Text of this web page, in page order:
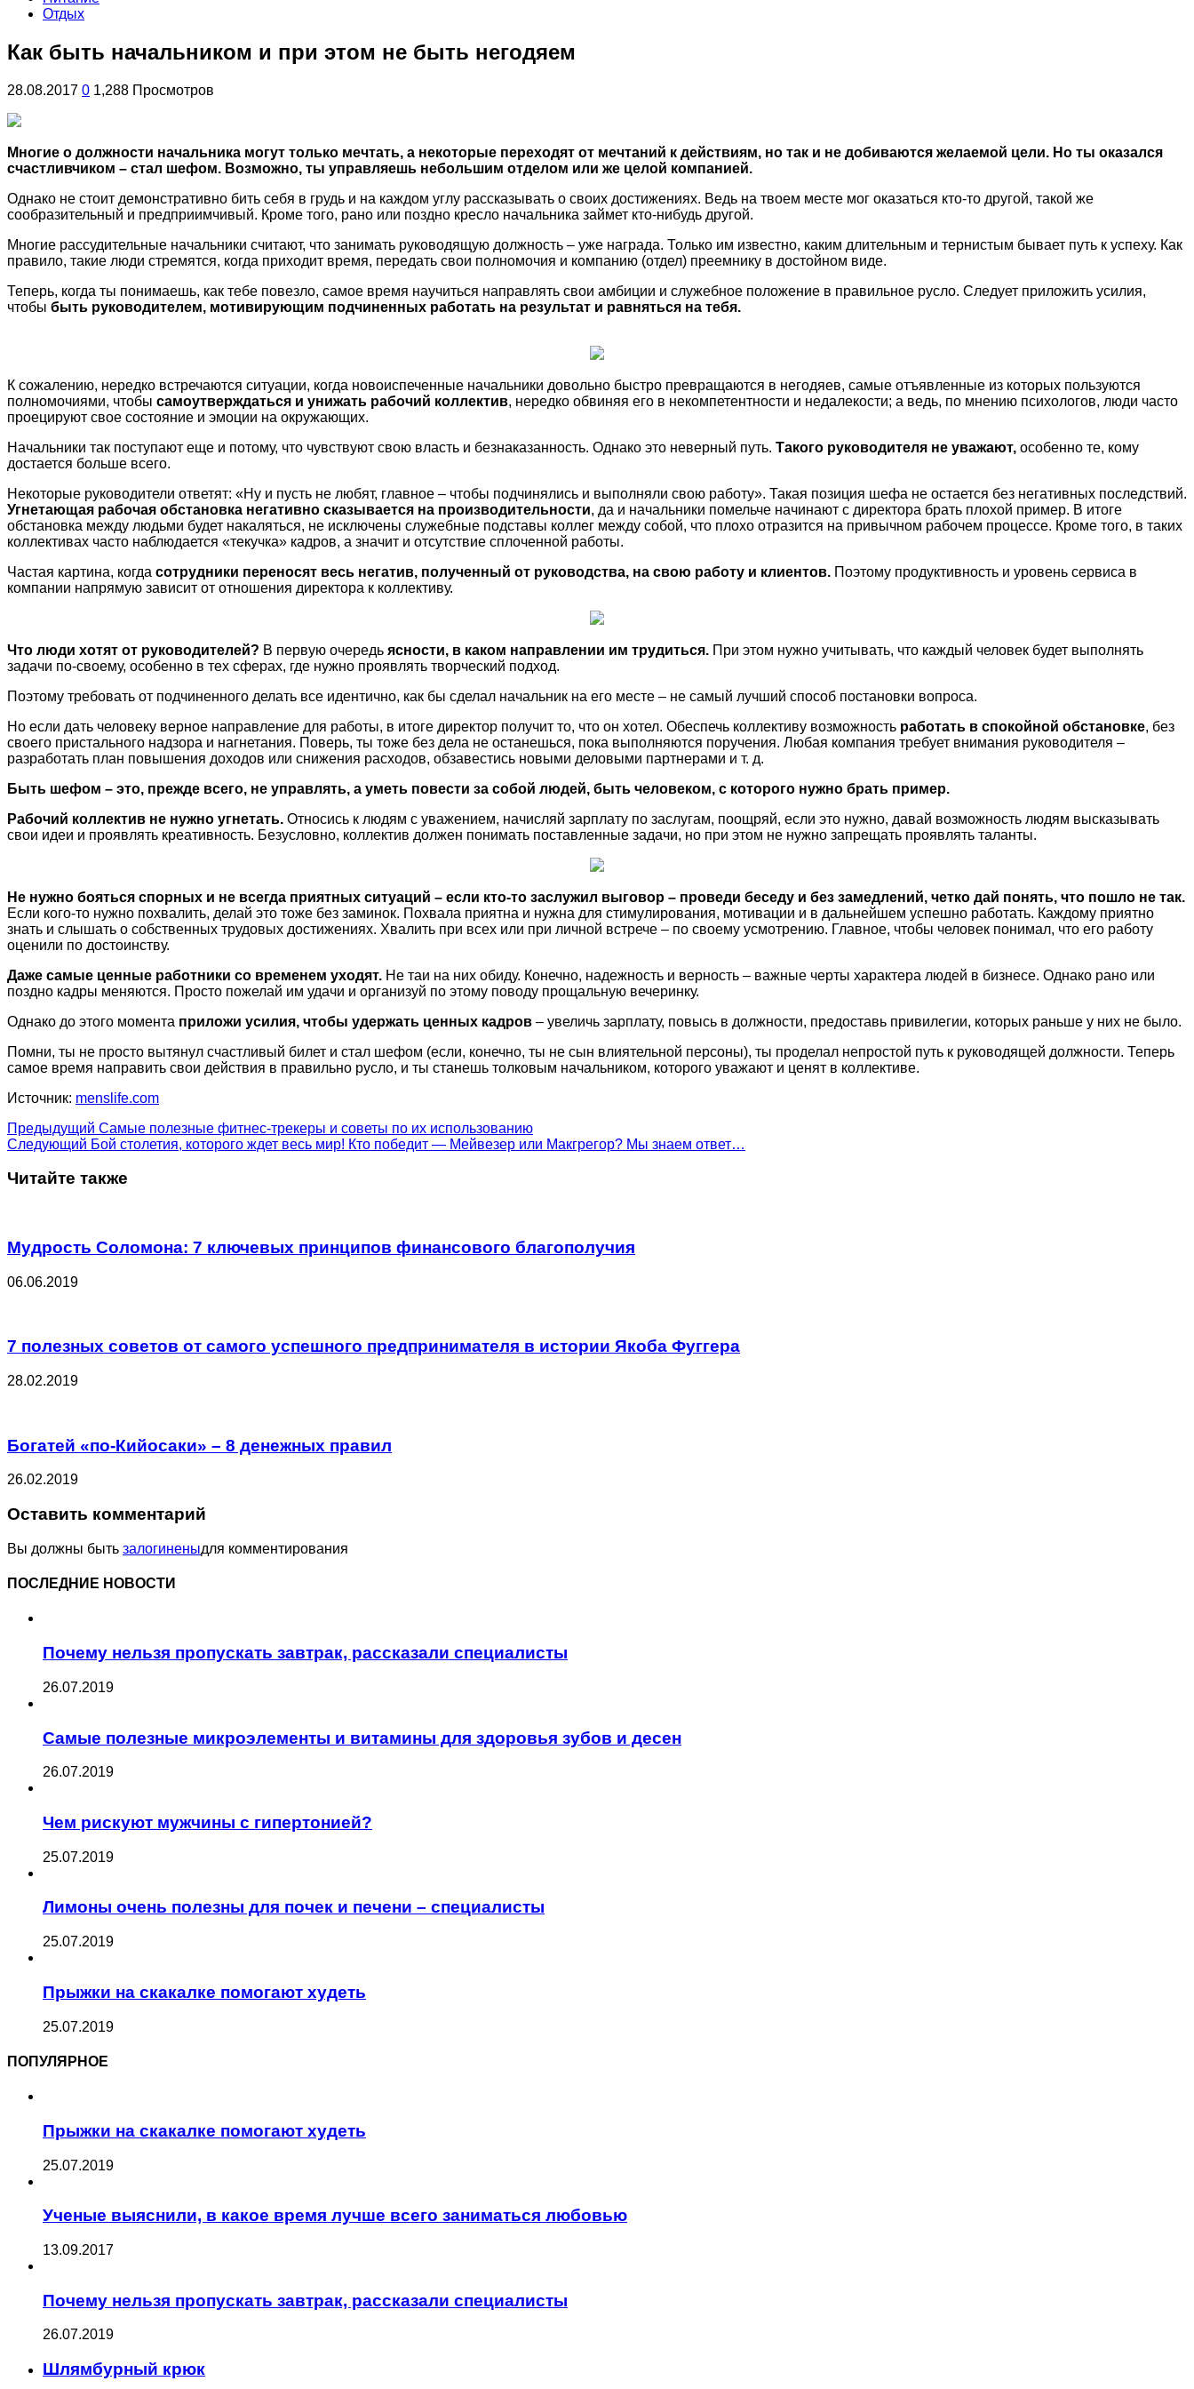
Отдых
Как быть начальником и при этом не быть негодяем
28.08.2017 0 1,288 Просмотров
Многие о должности начальника могут только мечтать, а некоторые переходят от мечтаний к действиям, но так и не добиваются желаемой цели. Но ты оказался
счастливчиком – стал шефом. Возможно, ты управляешь небольшим отделом или же целой компанией.
Однако не стоит демонстративно бить себя в грудь и на каждом углу рассказывать о своих достижениях. Ведь на твоем месте мог оказаться кто-то другой, такой же
сообразительный и предприимчивый. Кроме того, рано или поздно кресло начальника займет кто-нибудь другой.
Многие рассудительные начальники считают, что занимать руководящую должность – уже награда. Только им известно, каким длительным и тернистым бывает путь к успеху. Как
правило, такие люди стремятся, когда приходит время, передать свои полномочия и компанию (отдел) преемнику в достойном виде.
Теперь, когда ты понимаешь, как тебе повезло, самое время научиться направлять свои амбиции и служебное положение в правильное русло. Следует приложить усилия,
чтобы быть руководителем, мотивирующим подчиненных работать на результат и равняться на тебя.
К сожалению, нередко встречаются ситуации, когда новоиспеченные начальники довольно быстро превращаются в негодяев, самые отъявленные из которых пользуются
полномочиями, чтобы самоутверждаться и унижать рабочий коллектив, нередко обвиняя его в некомпетентности и недалекости; а ведь, по мнению психологов, люди часто
проецируют свое состояние и эмоции на окружающих.
Начальники так поступают еще и потому, что чувствуют свою власть и безнаказанность. Однако это неверный путь. Такого руководителя не уважают, особенно те, кому
достается больше всего.
Некоторые руководители ответят: «Ну и пусть не любят, главное – чтобы подчинялись и выполняли свою работу». Такая позиция шефа не остается без негативных последствий.
Угнетающая рабочая обстановка негативно сказывается на производительности, да и начальники помельче начинают с директора брать плохой пример. В итоге
обстановка между людьми будет накаляться, не исключены служебные подставы коллег между собой, что плохо отразится на привычном рабочем процессе. Кроме того, в таких
коллективах часто наблюдается «текучка» кадров, а значит и отсутствие сплоченной работы.
Частая картина, когда сотрудники переносят весь негатив, полученный от руководства, на свою работу и клиентов. Поэтому продуктивность и уровень сервиса в
компании напрямую зависит от отношения директора к коллективу.
Что люди хотят от руководителей? В первую очередь ясности, в каком направлении им трудиться. При этом нужно учитывать, что каждый человек будет выполнять
задачи по-своему, особенно в тех сферах, где нужно проявлять творческий подход.
Поэтому требовать от подчиненного делать все идентично, как бы сделал начальник на его месте – не самый лучший способ постановки вопроса.
Но если дать человеку верное направление для работы, в итоге директор получит то, что он хотел. Обеспечь коллективу возможность работать в спокойной обстановке, без
своего пристального надзора и нагнетания. Поверь, ты тоже без дела не останешься, пока выполняются поручения. Любая компания требует внимания руководителя –
разработать план повышения доходов или снижения расходов, обзавестись новыми деловыми партнерами и т. д.
Быть шефом – это, прежде всего, не управлять, а уметь повести за собой людей, быть человеком, с которого нужно брать пример.
Рабочий коллектив не нужно угнетать. Относись к людям с уважением, начисляй зарплату по заслугам, поощряй, если это нужно, давай возможность людям высказывать
свои идеи и проявлять креативность. Безусловно, коллектив должен понимать поставленные задачи, но при этом не нужно запрещать проявлять таланты.
Не нужно бояться спорных и не всегда приятных ситуаций – если кто-то заслужил выговор – проведи беседу и без замедлений, четко дай понять, что пошло не так.
Если кого-то нужно похвалить, делай это тоже без заминок. Похвала приятна и нужна для стимулирования, мотивации и в дальнейшем успешно работать. Каждому приятно
знать и слышать о собственных трудовых достижениях. Хвалить при всех или при личной встрече – по своему усмотрению. Главное, чтобы человек понимал, что его работу
оценили по достоинству.
Даже самые ценные работники со временем уходят. Не таи на них обиду. Конечно, надежность и верность – важные черты характера людей в бизнесе. Однако рано или
поздно кадры меняются. Просто пожелай им удачи и организуй по этому поводу прощальную вечеринку.
Однако до этого момента приложи усилия, чтобы удержать ценных кадров – увеличь зарплату, повысь в должности, предоставь привилегии, которых раньше у них не было.
Помни, ты не просто вытянул счастливый билет и стал шефом (если, конечно, ты не сын влиятельной персоны), ты проделал непростой путь к руководящей должности. Теперь
самое время направить свои действия в правильно русло, и ты станешь толковым начальником, которого уважают и ценят в коллективе.
Источник: menslife.com
Предыдущий Самые полезные фитнес-трекеры и советы по их использованию
Следующий Бой столетия, которого ждет весь мир! Кто победит — Мейвезер или Макгрегор? Мы знаем ответ…
Читайте также
Мудрость Соломона: 7 ключевых принципов финансового благополучия
06.06.2019
7 полезных советов от самого успешного предпринимателя в истории Якоба Фуггера
28.02.2019
Богатей «по-Кийосаки» – 8 денежных правил
26.02.2019
Оставить комментарий
Вы должны быть залогиненыдля комментирования
ПОСЛЕДНИЕ НОВОСТИ
Почему нельзя пропускать завтрак, рассказали специалисты
26.07.2019
Самые полезные микроэлементы и витамины для здоровья зубов и десен
26.07.2019
Чем рискуют мужчины с гипертонией?
25.07.2019
Лимоны очень полезны для почек и печени – специалисты
25.07.2019
Прыжки на скакалке помогают худеть
25.07.2019
ПОПУЛЯРНОЕ
Прыжки на скакалке помогают худеть
25.07.2019
Ученые выяснили, в какое время лучше всего заниматься любовью
13.09.2017
Почему нельзя пропускать завтрак, рассказали специалисты
26.07.2019
Шлямбурный крюк